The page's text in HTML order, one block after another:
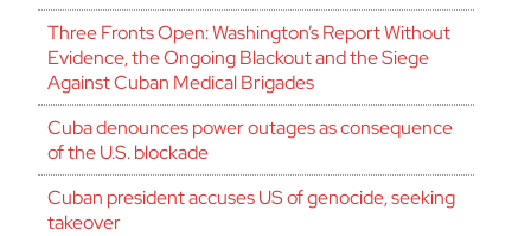
Three Fronts Open: Washington’s Report Without
Evidence, the Ongoing Blackout and the Siege
Against Cuban Medical Brigades
Cuba denounces power outages as consequence
of the U.S. blockade
Cuban president accuses US of genocide, seeking
takeover